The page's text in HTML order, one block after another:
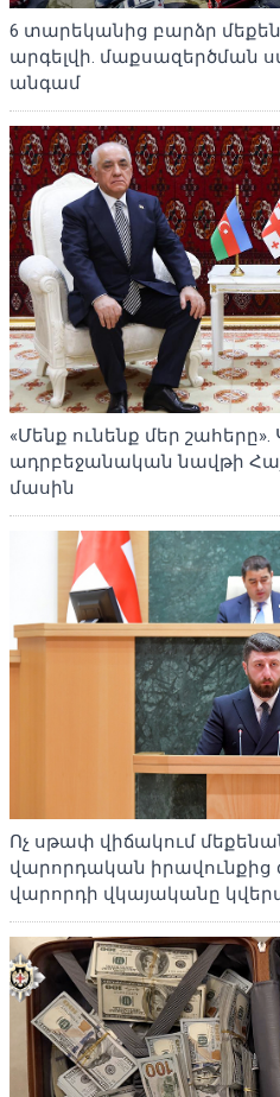
6 տարեկանից բարձր
արգելվի. մաքսազերծման
անգամ
«Մենք ունենք մեր
ադրբեջանական նավթի
մասին
Ոչ սթափ վիճակում
վարորդական իրավունքից
վարորդի վկայականը